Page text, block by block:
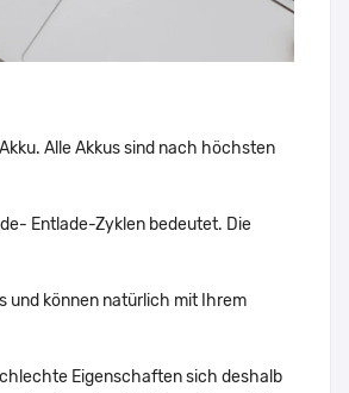
Alle Akkus sind nach höchsten
Entlade-Zyklen bedeutet. Die
und können natürlich mit Ihrem
Eigenschaften sich deshalb